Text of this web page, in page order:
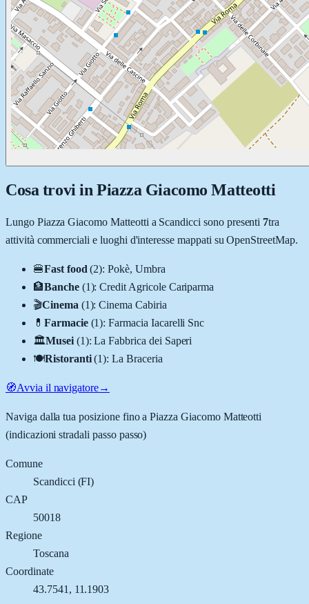
Cosa trovi in Piazza Giacomo Matteotti
Lungo Piazza Giacomo Matteotti a Scandicci sono presenti 7tra
attività commerciali e luoghi d'interesse mappati su OpenStreetMap.
🍔Fast food (2):Pokè, Umbra
🏦Banche (1):Credit Agricole Cariparma
🎬Cinema (1):Cinema Cabiria
💊 Farmacie (1):Farmacia Iacarelli Snc
🏛️Musei (1):La Fabbrica dei Saperi
🍽️Ristoranti (1):La Braceria
🧭Avvia il navigatore→
Naviga dalla tua posizione fino aPiazza Giacomo Matteotti
(indicazioni stradali passo passo)
Comune
Scandicci (FI)
CAP
50018
Regione
Toscana
Coordinate
43.7541 , 11.1903